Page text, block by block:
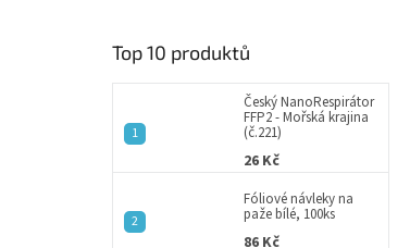
Top 10 produktů
Český NanoRespirátor
FFP2 - Mořská krajina
(č.221)
26 Kč
Fóliové návleky na
paže bílé, 100ks
86 Kč